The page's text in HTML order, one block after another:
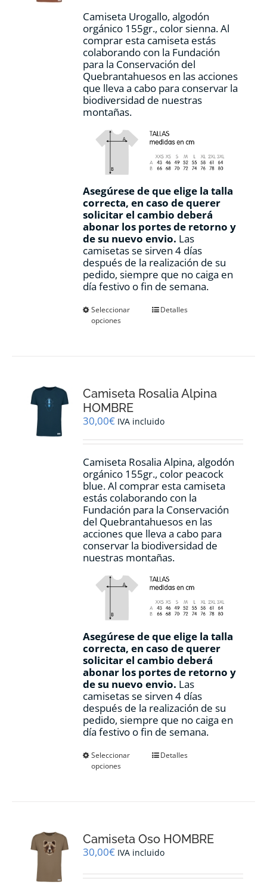
Camiseta Urogallo, algodón
orgánico 155gr., color sienna. Al
comprar esta camiseta estás
colaborando con la Fundación
para la Conservación del
Quebrantahuesos en las acciones
que lleva a cabo para conservar la
biodiversidad de nuestras
montañas.
Asegúrese de que elige la talla
correcta, en caso de querer
solicitar el cambio deberá
abonar los portes de retorno y
de su nuevo envio. Las
camisetas se sirven 4 días
después de la realización de su
pedido, siempre que no caiga en
día festivo o fin de semana.
Seleccionar
opciones
Este
se
elegir
la
de
producto
Detalles
Camiseta Rosalia Alpina
HOMBRE
30,00€ IVA incluido
Camiseta Rosalia Alpina, algodón
orgánico 155gr., color peacock
blue. Al comprar esta camiseta
estás colaborando con la
Fundación para la Conservación
del Quebrantahuesos en las
acciones que lleva a cabo para
conservar la biodiversidad de
nuestras montañas.
Asegúrese de que elige la talla
correcta, en caso de querer
solicitar el cambio deberá
abonar los portes de retorno y
de su nuevo envio. Las
camisetas se sirven 4 días
después de la realización de su
pedido, siempre que no caiga en
día festivo o fin de semana.
Seleccionar
opciones
Este
se
pueden
en
Detalles
Camiseta Oso HOMBRE
30,00€ IVA incluido